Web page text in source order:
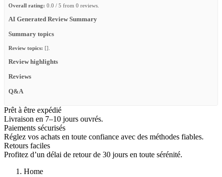
Overall rating: 0.0 / 5 from 0 reviews.
AI Generated Review Summary
Summary topics
Review topics: [].
Review highlights
Reviews
Q&A
Prêt à être expédié
Livraison en 7–10 jours ouvrés.
Paiements sécurisés
Réglez vos achats en toute confiance avec des méthodes fiables.
Retours faciles
Profitez d’un délai de retour de 30 jours en toute sérénité.
Home